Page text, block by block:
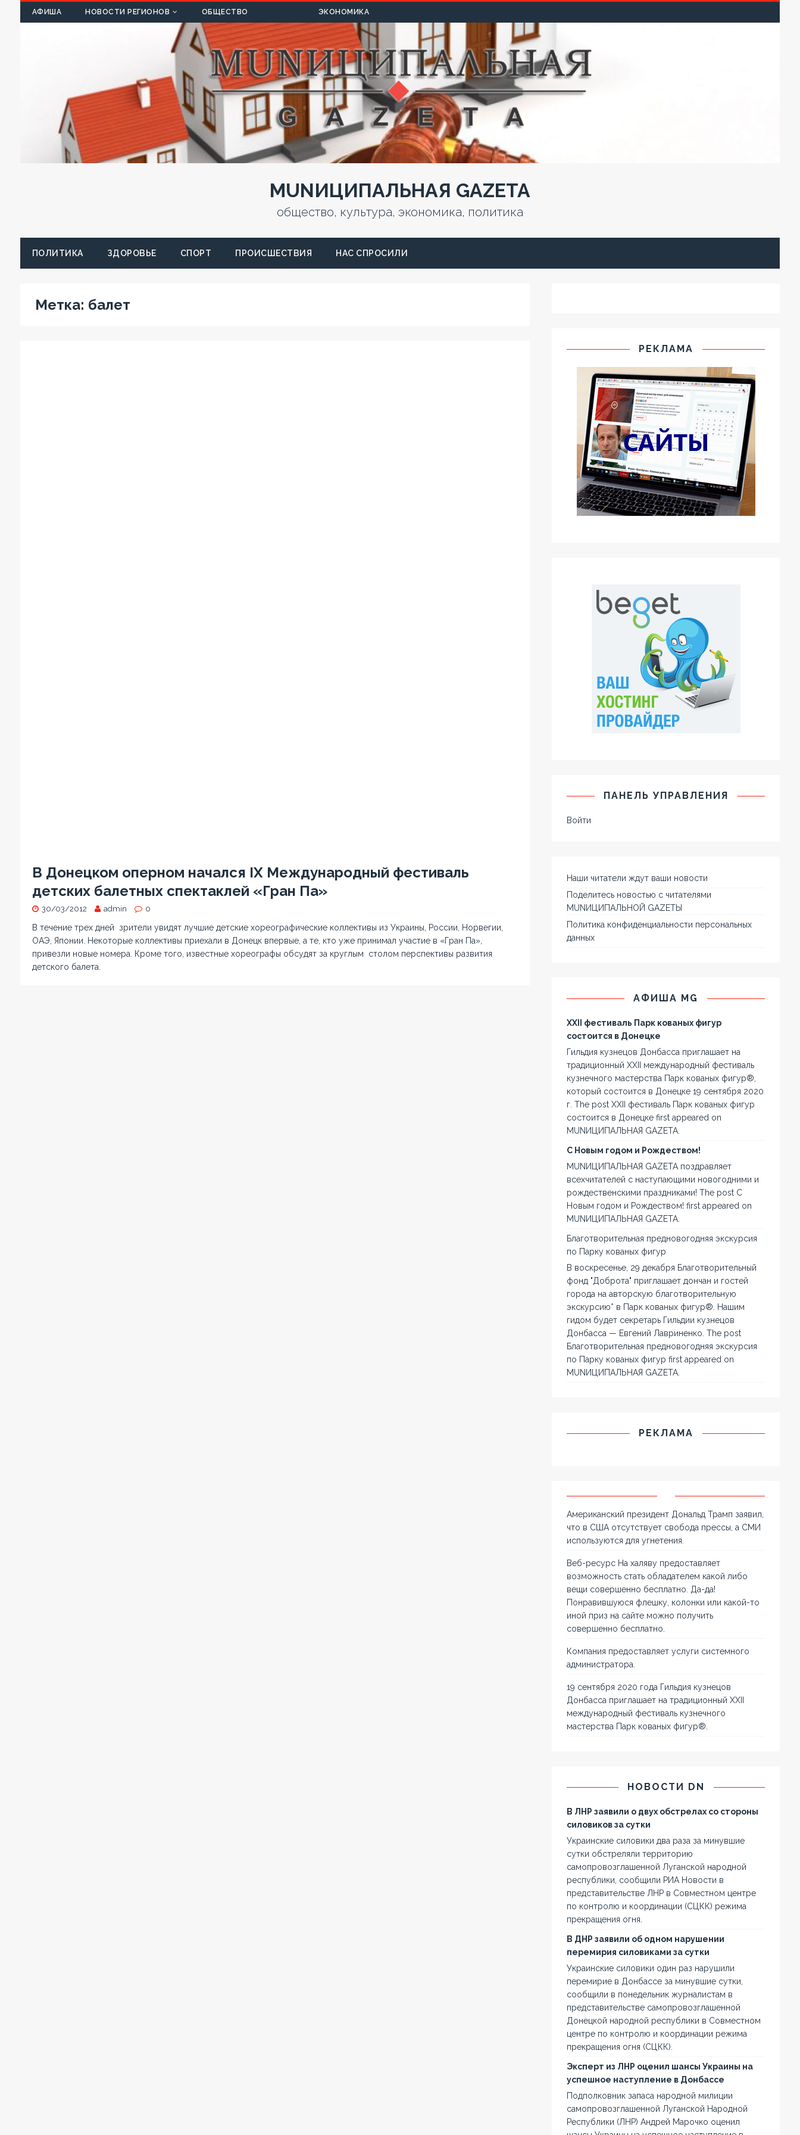
АФИША НОВОСТИ РЕГИОНОВ ОБЩЕСТВО ЭКОНОМИКА
MUNИЦИПАЛЬНАЯ GAZЕТА
общество, культура, экономика, политика
ПОЛИТИКА ЗДОРОВЬЕ СПОРТ ПРОИСШЕСТВИЯ НАС СПРОСИЛИ
Метка: балет
В Донецком оперном начался IX Международный фестиваль
детских балетных спектаклей «Гран Па»
30/03/2012 admin 0
В течение трех дней зрители увидят лучшие детские хореографические коллективы из Украины, России, Норвегии,
ОАЭ, Японии. Некоторые коллективы приехали в Донецк впервые, а те, кто уже принимал участие в «Гран Па»,
привезли новые номера. Кроме того, известные хореографы обсудят за круглым столом перспективы развития
детского балета.
РЕКЛАМА
ПАНЕЛЬ УПРАВЛЕНИЯ
Войти
Наши читатели ждут ваши новости
Поделитесь новостью с читателями
MUNИЦИПАЛЬНОЙ GAZЕТЫ
Политика конфиденциальности персональных
данных
АФИША MG
XXII фестиваль Парк кованых фигур
состоится в Донецке
Гильдия кузнецов Донбасса приглашает на
традиционный XXII международный фестиваль
кузнечного мастерства Парк кованых фигур®,
который состоится в Донецке 19 сентября 2020
г. The post XXII фестиваль Парк кованых фигур
состоится в Донецке first appeared on
MUNИЦИПАЛЬНАЯ GAZЕТА.
С Новым годом и Рождеством!
MUNИЦИПАЛЬНАЯ GAZЕТА поздравляет
всехчитателей с наступающими новогодними и
рождественскими праздниками! The post С
Новым годом и Рождеством! first appeared on
MUNИЦИПАЛЬНАЯ GAZЕТА.
Благотворительная предновогодняя экскурсия
по Парку кованых фигур
В воскресенье, 29 декабря Благотворительный
фонд "Доброта" приглашает дончан и гостей
города на авторскую благотворительную
экскурсию* в Парк кованых фигур®. Нашим
гидом будет секретарь Гильдии кузнецов
Донбасса — Евгений Лавриненко. The post
Благотворительная предновогодняя экскурсия
по Парку кованых фигур first appeared on
MUNИЦИПАЛЬНАЯ GAZЕТА.
РЕКЛАМА
Американский президент Дональд Трамп заявил,
что в США отсутствует свобода прессы, а СМИ
используются для угнетения.
Веб-ресурс На халяву предоставляет
возможность стать обладателем какой либо
вещи совершенно бесплатно. Да-да!
Понравившуюся флешку, колонки или какой-то
иной приз на сайте можно получить
совершенно бесплатно.
Компания предоставляет услуги системного
администратора.
19 сентября 2020 года Гильдия кузнецов
Донбасса приглашает на традиционный XXII
международный фестиваль кузнечного
мастерства Парк кованых фигур®.
НОВОСТИ DN
В ЛНР заявили о двух обстрелах со стороны
силовиков за сутки
Украинские силовики два раза за минувшие
сутки обстреляли территорию
самопровозглашенной Луганской народной
республики, сообщили РИА Новости в
представительстве ЛНР в Совместном центре
по контролю и координации (СЦКК) режима
прекращения огня.
В ДНР заявили об одном нарушении
перемирия силовиками за сутки
Украинские силовики один раз нарушили
перемирие в Донбассе за минувшие сутки,
сообщили в понедельник журналистам в
представительстве самопровозглашенной
Донецкой народной республики в Совместном
центре по контролю и координации режима
прекращения огня (СЦКК).
Эксперт из ЛНР оценил шансы Украины на
успешное наступление в Донбассе
Подполковник запаса народной милиции
самопровозглашенной Луганской Народной
Республики (ЛНР) Андрей Марочко оценил